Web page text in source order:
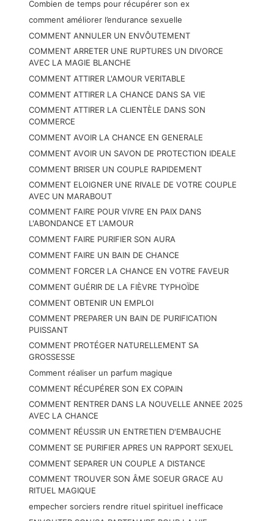
Combien de temps pour récupérer son ex
comment améliorer l’endurance sexuelle
COMMENT ANNULER UN ENVÔUTEMENT
COMMENT ARRETER UNE RUPTURES UN DIVORCE
AVEC LA MAGIE BLANCHE
COMMENT ATTIRER L'AMOUR VERITABLE
COMMENT ATTIRER LA CHANCE DANS SA VIE
COMMENT ATTIRER LA CLIENTÈLE DANS SON
COMMERCE
COMMENT AVOIR LA CHANCE EN GENERALE
COMMENT AVOIR UN SAVON DE PROTECTION IDEALE
COMMENT BRISER UN COUPLE RAPIDEMENT
COMMENT ELOIGNER UNE RIVALE DE VOTRE COUPLE
AVEC UN MARABOUT
COMMENT FAIRE POUR VIVRE EN PAIX DANS
L'ABONDANCE ET L'AMOUR
COMMENT FAIRE PURIFIER SON AURA
COMMENT FAIRE UN BAIN DE CHANCE
COMMENT FORCER LA CHANCE EN VOTRE FAVEUR
COMMENT GUÉRIR DE LA FIÈVRE TYPHOÏDE
COMMENT OBTENIR UN EMPLOI
COMMENT PREPARER UN BAIN DE PURIFICATION
PUISSANT
COMMENT PROTÉGER NATURELLEMENT SA
GROSSESSE
Comment réaliser un parfum magique
COMMENT RÉCUPÉRER SON EX COPAIN
COMMENT RENTRER DANS LA NOUVELLE ANNEE 2025
AVEC LA CHANCE
COMMENT RÉUSSIR UN ENTRETIEN D'EMBAUCHE
COMMENT SE PURIFIER APRES UN RAPPORT SEXUEL
COMMENT SEPARER UN COUPLE A DISTANCE
COMMENT TROUVER SON ÂME SOEUR GRACE AU
RITUEL MAGIQUE
empecher sorciers rendre rituel spirituel inefficace